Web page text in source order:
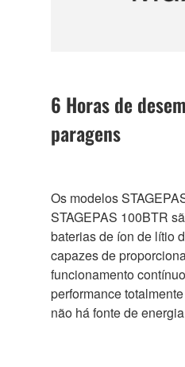
6 Horas de
paragens
Os modelos
STAGEPAS 100BTR
baterias de íon de lítio
capazes de
funcionamento
performance
não há fonte de